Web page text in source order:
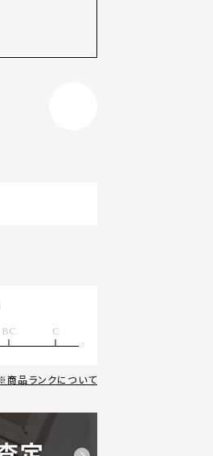
BC C
商品ランクについて